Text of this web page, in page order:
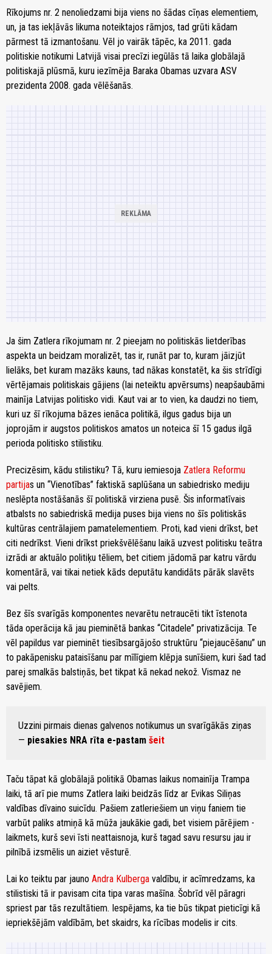
Rīkojums nr. 2 nenoliedzami bija viens no šādas cīņas elementiem,
un, ja tas iekļāvās likuma noteiktajos rāmjos, tad grūti kādam
pārmest tā izmantošanu. Vēl jo vairāk tāpēc, ka 2011. gada
politiskie notikumi Latvijā visai precīzi iegūlās tā laika globālajā
politiskajā plūsmā, kuru iezīmēja Baraka Obamas uzvara ASV
prezidenta 2008. gada vēlēšanās.
Ja šim Zatlera rīkojumam nr. 2 pieejam no politiskās lietderības
aspekta un beidzam moralizēt, tas ir, runāt par to, kuram jāizjūt
lielāks, bet kuram mazāks kauns, tad nākas konstatēt, ka šis strīdīgi
vērtējamais politiskais gājiens (lai neteiktu apvērsums) neapšaubāmi
mainīja Latvijas politisko vidi. Kaut vai ar to vien, ka daudzi no tiem,
kuri uz šī rīkojuma bāzes ienāca politikā, ilgus gadus bija un
joprojām ir augstos politiskos amatos un noteica šī 15 gadus ilgā
perioda politisko stilistiku.
Precizēsim, kādu stilistiku? Tā, kuru iemiesoja Zatlera Reformu
partijas un “Vienotības” faktiskā saplūšana un sabiedrisko mediju
neslēpta nostāšanās šī politiskā virziena pusē. Šis informatīvais
atbalsts no sabiedriskā medija puses bija viens no šīs politiskās
kultūras centrālajiem pamatelementiem. Proti, kad vieni drīkst, bet
citi nedrīkst. Vieni drīkst priekšvēlēšanu laikā uzvest politisku teātra
izrādi ar aktuālo politiķu tēliem, bet citiem jādomā par katru vārdu
komentārā, vai tikai netiek kāds deputātu kandidāts pārāk slavēts
vai pelts.
Bez šīs svarīgās komponentes nevarētu netraucēti tikt īstenota
tāda operācija kā jau pieminētā bankas “Citadele” privatizācija. Te
vēl papildus var pieminēt tiesībsargājošo struktūru “piejaucēšanu” un
to pakāpenisku pataisīšanu par mīlīgiem klēpja sunīšiem, kuri šad tad
parej smalkās balstiņās, bet tikpat kā nekad nekož. Vismaz ne
savējiem.
Uzzini pirmais dienas galvenos notikumus un svarīgākās ziņas
— piesakies NRA rīta e-pastam šeit
Taču tāpat kā globālajā politikā Obamas laikus nomainīja Trampa
laiki, tā arī pie mums Zatlera laiki beidzās līdz ar Evikas Siliņas
valdības dīvaino suicīdu. Pašiem zatleriešiem un viņu faniem tie
varbūt paliks atmiņā kā mūža jaukākie gadi, bet visiem pārējiem -
laikmets, kurš sevi īsti neattaisnoja, kurš tagad savu resursu jau ir
pilnībā izsmēlis un aiziet vēsturē.
Lai ko teiktu par jauno Andra Kulberga valdību, ir acīmredzams, ka
stilistiski tā ir pavisam cita tipa varas mašīna. Šobrīd vēl pāragri
spriest par tās rezultātiem. Iespējams, ka tie būs tikpat pieticīgi kā
iepriekšējām valdībām, bet skaidrs, ka rīcības modelis ir cits.